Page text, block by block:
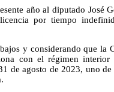
año al diputado José
por tiempo
y considerando que la
con el régimen
de agosto de 2023, uno